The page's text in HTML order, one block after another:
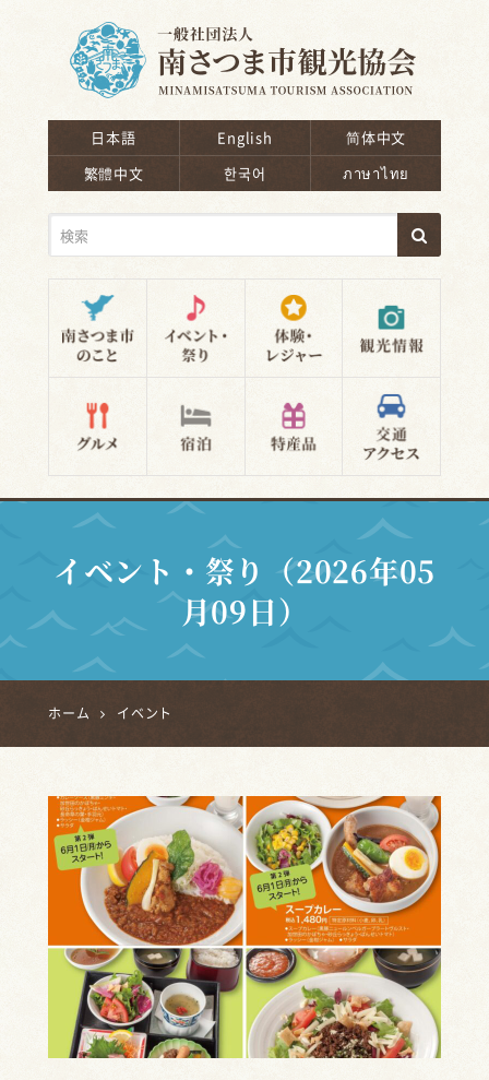
日本語 English
简体中文
繁體中文
한국어 ภาษาไทย
イベント・祭り（2026年05
月09日）
ホーム イベント